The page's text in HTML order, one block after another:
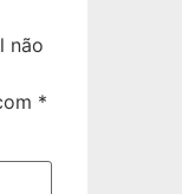
não
*